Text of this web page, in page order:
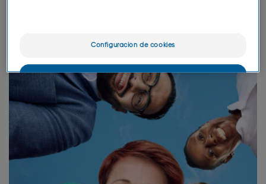
Configuración de cookies
Sólo lo esencial
OK